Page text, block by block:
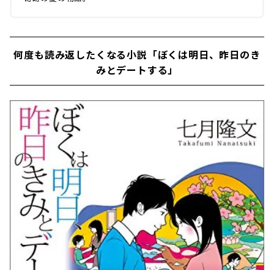
何度も読み返したくなる小説「ぼくは明日、昨日のき
みとデートする」